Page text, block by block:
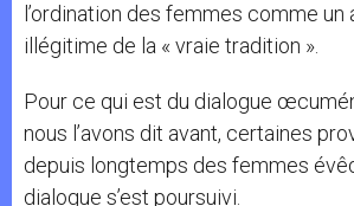
l’ordination des femmes comme un
illégitime de la « vraie tradition ».
Pour ce qui est du dialogue
nous l’avons dit avant, certaines
depuis longtemps des femmes
dialogue s’est poursuivi.